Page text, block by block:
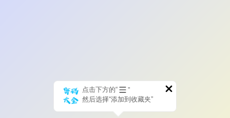
点击下方的“
”
然后选择“添加到收藏夹”